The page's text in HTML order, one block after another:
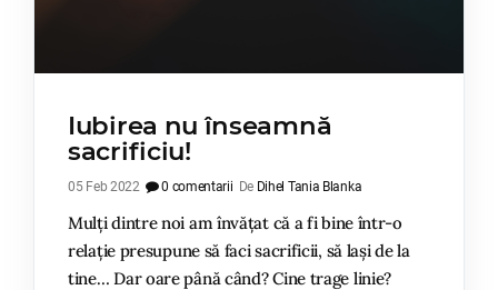
Iubirea nu înseamnă
sacrificiu!
05 Feb 2022 0 comentarii De Dihel Tania Blanka
Mulți dintre noi am învățat că a fi bine într-o
relație presupune să faci sacrificii, să lași de la
tine… Dar oare până când? Cine trage linie?